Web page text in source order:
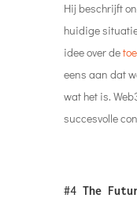
Hij beschrijft
huidige
idee over de
eens aan dat
wat het is.
succesvolle
#4 The